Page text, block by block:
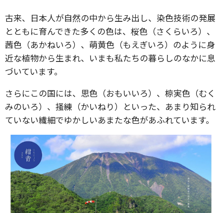
古来、日本人が自然の中から生み出し、染色技術の発展
とともに育んできた多くの色は、桜色（さくらいろ）、
茜色（あかねいろ）、萌黄色（もえぎいろ）のように身
近な植物から生まれ、いまも私たちの暮らしのなかに息
づいています。
さらにこの国には、思色（おもいいろ）、椋実色（むく
みのいろ）、掻練（かいねり）といった、あまり知られ
ていない繊細でゆかしいあまたな色があふれています。